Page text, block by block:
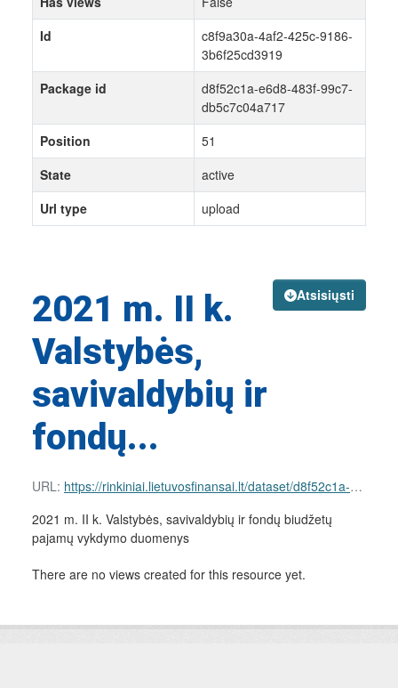
Atsisiųsti
2021 m. II k.
Valstybės,
savivaldybių ir
fondų...
URL: https://rinkiniai.lietuvosfinansai.lt/dataset/d8f52c1a-e6d8-483f-99c7-db5c7c04a717/resource/c8f9a30a-4af2-425c-9186-3b6f25cd3919/download/nac-income.json
2021 m. II k. Valstybės, savivaldybių ir fondų biudžetų
pajamų vykdymo duomenys
There are no views created for this resource yet.
Id
c8f9a30a-4af2-425c-9186-
3b6f25cd3919
Package id
d8f52c1a-e6d8-483f-99c7-
db5c7c04a717
Position
51
State
active
Url type
upload